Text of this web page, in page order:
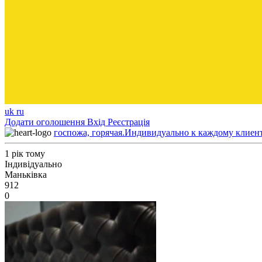
uk ru
Додати оголошення Вхід Реєстрація
госпожа, горячая.Индивидуально к каждому
1 рік тому
Індивідуально
Маньківка
912
0